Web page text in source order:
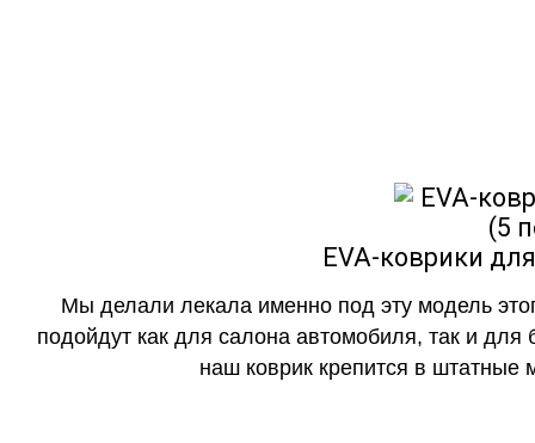
EVA-коврики
Мы делали лекала именно под эту модель
подойдут как для салона автомобиля, так и для
наш коврик крепится в штатные